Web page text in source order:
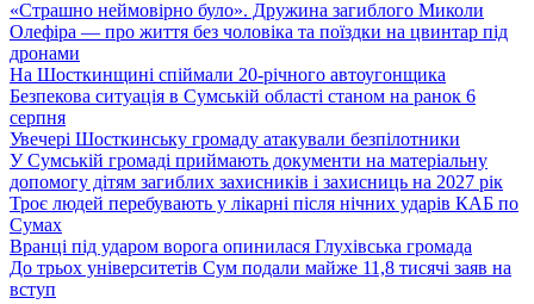
«Страшно неймовірно було». Дружина загиблого Миколи
Олефіра — про життя без чоловіка та поїздки на цвинтар під
дронами
На Шосткинщині спіймали 20-річного автоугонщика
Безпекова ситуація в Сумській області станом на ранок 6
серпня
Увечері Шосткинську громаду атакували безпілотники
У Сумській громаді приймають документи на матеріальну
допомогу дітям загиблих захисників і захисниць на 2027 рік
Троє людей перебувають у лікарні після нічних ударів КАБ по
Сумах
Вранці під ударом ворога опинилася Глухівська громада
До трьох університетів Сум подали майже 11,8 тисячі заяв на
вступ